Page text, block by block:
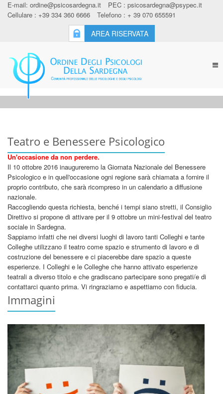
E-mail: ordine@psicosardegna.it PEC : psicosardegna@psypec.it
Cellulare : +39 334 360 6666
Telefono : + 39 070 655591
AREA RISERVATA
Teatro e Benessere Psicologico
Un'occasione da non perdere.
Il 10 ottobre 2016 inaugureremo la Giornata Nazionale del Benessere
Psicologico e in quell'occasione ogni regione sarà chiamata a fornire il
proprio contributo, che sarà ricompreso in un calendario a diffusione
nazionale.
Raccogliendo questa richiesta, benché i tempi siano stretti, il Consiglio
Direttivo si propone di attivare per il 9 ottobre un mini-festival del teatro
sociale in Sardegna.
Sappiamo infatti che nei diversi luoghi di lavoro tanti Colleghi e tante
Colleghe utilizzano il teatro come spazio e strumento di lavoro e di
costruzione del benessere e ci piacerebbe dare spazio a queste
esperienze. I Colleghi e le Colleghe che hanno attivato esperienze
teatrali a diverso titolo e che gradiscano partecipare sono pregati/e di
contattarci quanto prima. Vi ringraziamo e aspettiamo con fiducia.
Immagini